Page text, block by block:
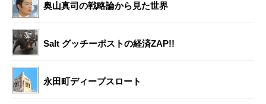
奥山真司の戦略論から見た世界
Salt グッチーポストの経済ZAP!!
永田町ディープスロート